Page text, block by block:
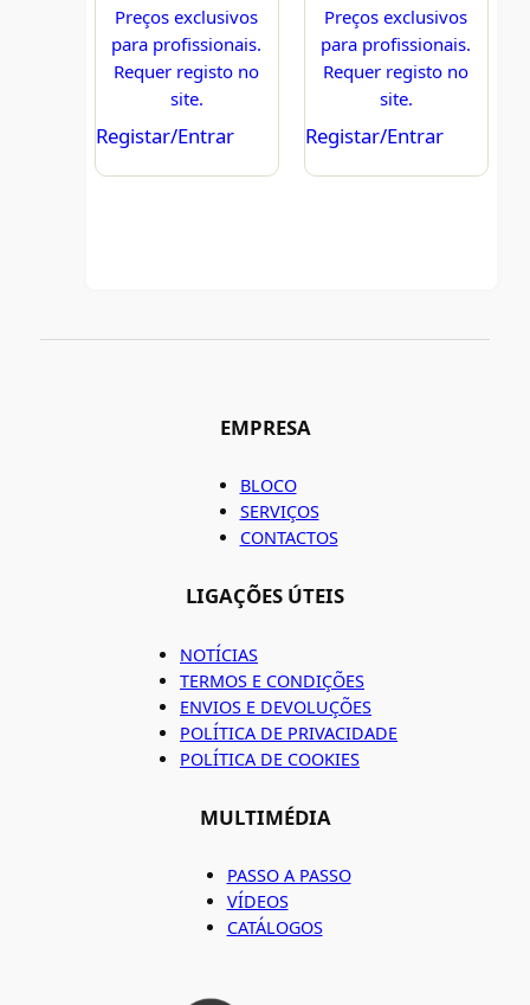
Preços exclusivos
para profissionais.
Requer registo no
site.
Registar/Entrar
Preços exclusivos
para profissionais.
Requer registo no
site.
Registar/Entrar
EMPRESA
BLOCO
SERVIÇOS
CONTACTOS
LIGAÇÕES ÚTEIS
NOTÍCIAS
TERMOS E CONDIÇÕES
ENVIOS E DEVOLUÇÕES
POLÍTICA DE PRIVACIDADE
POLÍTICA DE COOKIES
MULTIMÉDIA
PASSO A PASSO
VÍDEOS
CATÁLOGOS